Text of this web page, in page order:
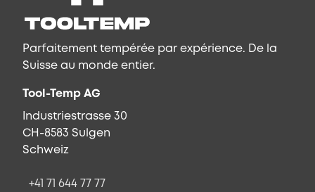
Parfaitement tempérée par expérience. De la
Suisse au monde entier.
Tool-Temp AG
Industriestrasse 30
CH-8583 Sulgen
Schweiz
+41 71 644 77 77